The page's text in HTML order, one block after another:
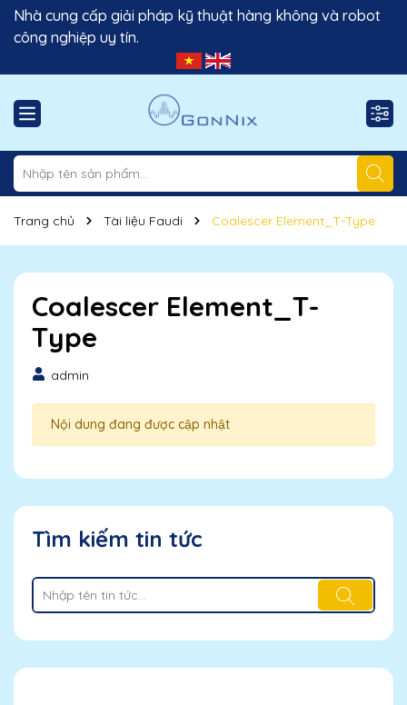
Nhà cung cấp giải pháp kỹ thuật hàng không và robot
công nghiệp uy tín.
Trang chủ Tài liệu Faudi Coalescer Element_T-Type
Coalescer Element_T-
Type
admin
Nội dung đang được cập nhật
Tìm kiếm tin tức